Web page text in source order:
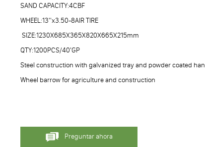
SAND CAPACITY:4CBF
WHEEL:13''x3.50-8AIR TIRE
SIZE:1230X685X365X820X665X215mm
QTY:1200PCS/40'GP
Steel construction with galvanized tray and powder coated
Wheel barrow for agriculture and construction
Preguntar ahora